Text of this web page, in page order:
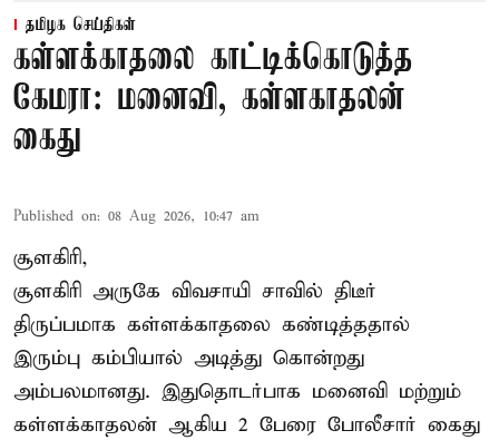
தமிழக செய்திகள்
கள்ளக்காதலை காட்டிக்கொடுத்த
கேமரா: மனைவி, கள்ளகாதலன்
கைது
Published on: 08 Aug 2026, 10:47 am
சூளகிரி,
சூளகிரி அருகே விவசாயி சாவில் திடீர்
திருப்பமாக கள்ளக்காதலை கண்டித்ததால்
இரும்பு கம்பியால் அடித்து கொன்றது
அம்பலமானது. இதுதொடர்பாக மனைவி மற்றும்
கள்ளக்காதலன் ஆகிய 2 பேரை போலீசார் கைது